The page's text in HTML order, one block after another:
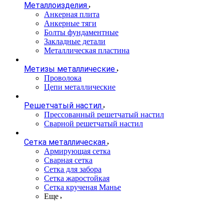
Металлоизделия
Анкерная плита
Анкерные тяги
Болты фундаментные
Закладные детали
Металлическая пластина
Метизы металлические
Проволока
Цепи металлические
Решетчатый настил
Прессованный решетчатый настил
Сварной решетчатый настил
Сетка металлическая
Армирующая сетка
Сварная сетка
Сетка для забора
Сетка жаростойкая
Сетка крученая Манье
Еще